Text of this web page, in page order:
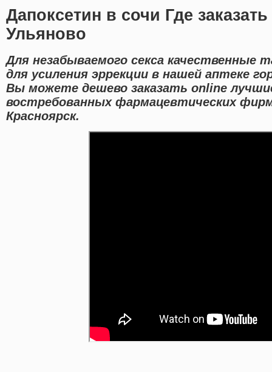
Дапоксетин в сочи Где
Ульяново
Для незабываемого секса качественные
для усиления эррекции в нашей аптеке
Вы можете дешево заказать online
востребованных фармацевтических
Красноярск.